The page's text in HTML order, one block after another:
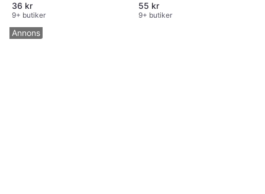
36 kr
9+ butiker
55 kr
9+ butiker
Annons